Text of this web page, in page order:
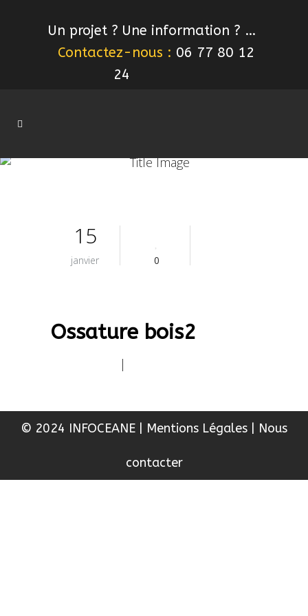
Un projet ? Une information ? …
Contactez-nous : 06 77 80 12
24
15
janvier 0
Ossature bois2
|
© 2024 INFOCEANE Mentions Légales Nous
contacter